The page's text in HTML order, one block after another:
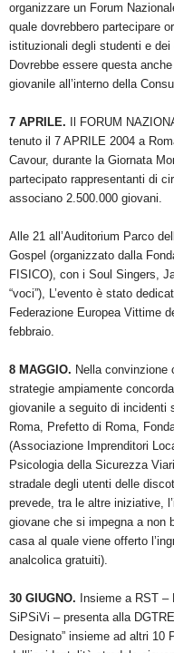
organizzare un Forum
quale dovrebbero partecipare
istituzionali degli studenti e
Dovrebbe essere questa
giovanile all’interno della
7 APRILE.
Il FORUM
tenuto il 7 APRILE 2004 a
Cavour, durante la Giornata
partecipato rappresentanti di
associano 2.500.000 giovani.
Alle 21 all’Auditorium Parco
Gospel (organizzato dalla
FISICO), con i Soul Singers,
“voci”), L’evento è stato
Federazione Europea Vittime
febbraio.
8 MAGGIO. Nella convinzione
strategie ampiamente
giovanile a seguito di incidenti
Roma, Prefetto di Roma,
(Associazione Imprenditori
Psicologia della Sicurezza
stradale degli utenti delle
prevede, tra le altre iniziative,
giovane che si impegna a non
casa al quale viene offerto
analcolica gratuiti).
30 GIUGNO. Insieme a RST
SiPSiVi – presenta alla
Designato” insieme ad altri 10